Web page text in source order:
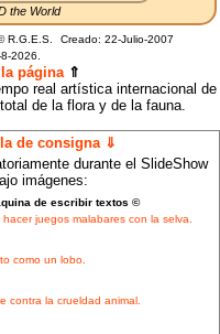
the World
R.G.E.S.
Creado: 22-Julio-2007
2026.
página⇑
real artística internacional de
de la flora y de la fauna.
de consigna ⇓
durante el SlideShow
imágenes:
de escribir textos ©
hacer juegos malabares con la selva.
como un lobo.
contra la crueldad animal.